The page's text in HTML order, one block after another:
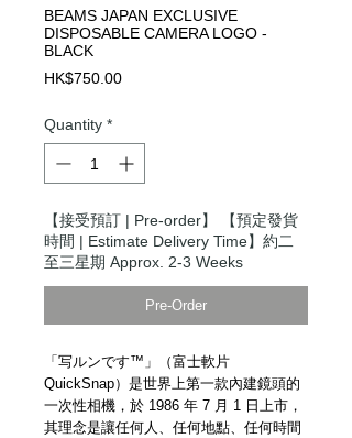
BEAMS JAPAN EXCLUSIVE
DISPOSABLE CAMERA LOGO -
BLACK
HK$750.00Price
Quantity *
【接受預訂 | Pre-order】 【預定發貨
時間 | Estimate Delivery Time】約二
至三星期 Approx. 2-3 Weeks
Pre-Order
「写ルンです™」（富士軟片
QuickSnap）是世界上第一款內建鏡頭的
一次性相機，於 1986 年 7 月 1 日上市，
其理念是讓任何人、任何地點、任何時間